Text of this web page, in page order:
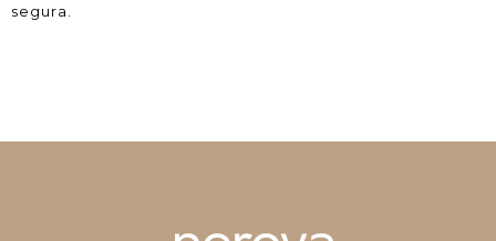
segura.